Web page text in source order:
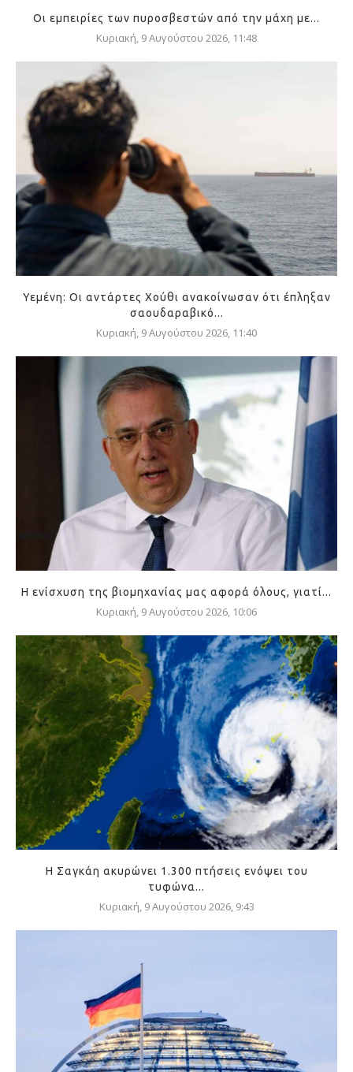
Οι εμπειρίες των πυροσβεστών από την μάχη με...
Κυριακή, 9 Αυγούστου 2026, 11:48
Υεμένη: Οι αντάρτες Χούθι ανακοίνωσαν ότι έπληξαν
σαουδαραβικό...
Κυριακή, 9 Αυγούστου 2026, 11:40
Η ενίσχυση της βιομηχανίας μας αφορά όλους, γιατί...
Κυριακή, 9 Αυγούστου 2026, 10:06
Η Σαγκάη ακυρώνει 1.300 πτήσεις ενόψει του
τυφώνα...
Κυριακή, 9 Αυγούστου 2026, 9:43